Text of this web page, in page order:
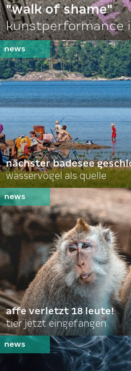
"walk of shame"
kunstperformance
nächster badesee
wasservögel als quelle
affe verletzt 18 leute!
tier jetzt eingefangen